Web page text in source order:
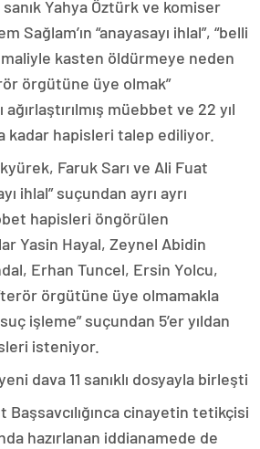
Yahya Öztürk ve komiser
Sağlam’ın “anayasayı ihlal”, “belli
kasten öldürmeye neden
örgütüne üye olmak”
ağırlaştırılmış müebbet ve 22 yıl
kadar hapisleri talep ediliyor.
Faruk Sarı ve Ali Fuat
ihlal” suçundan ayrı ayrı
hapisleri öngörülen
Yasin Hayal, Zeynel Abidin
Erhan Tuncel, Ersin Yolcu,
örgütüne üye olmamakla
işleme” suçundan 5’er yıldan
isteniyor.
dava 11 sanıklı dosyayla birleşti
cinayetin tetikçisi
hazırlanan iddianamede de